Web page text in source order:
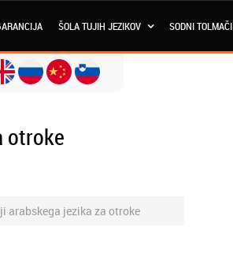
ŠOLA TUJIH JEZIKOV SODNI TOLMAČI
otroke
arabskega jezika za otroke